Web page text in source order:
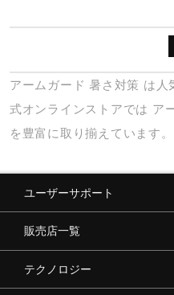
インナー
寝具／ミズノスリ
アウトドア／レイ
サポーター
アームガード 暑さ対策 は人
式オンラインストアでは ア
を豊富に取り揃えています。
ユーザーサポート
販売店一覧
テクノロジー